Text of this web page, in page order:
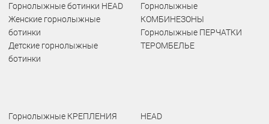
Горнолыжные ботинки HEAD
Женские горнолыжные
ботинки
Детские горнолыжные
ботинки
Горнолыжные
КОМБИНЕЗОНЫ
Горнолыжные ПЕРЧАТКИ
ТЕРОМБЕЛЬЕ
Горнолыжные КРЕПЛЕНИЯ
HEAD